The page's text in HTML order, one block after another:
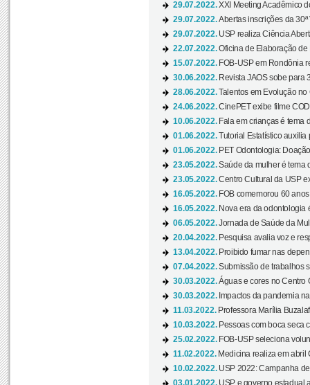
29.07.2022.XXI Meeting Acadêmico
29.07.2022.Abertas inscrições da 30ª
29.07.2022. USP realiza Ciência
22.07.2022.Oficina de Elaboração de
15.07.2022. FOB-USP em Rondônia
30.06.2022. Revista JAOS sobe para
28.06.2022.Talentos em Evolução no
24.06.2022.CinePET exibe filme
10.06.2022. Fala em crianças é tema
01.06.2022.Tutorial Estatístico auxilia
01.06.2022. PET Odontologia:
23.05.2022.Saúde da mulher é tema
23.05.2022.Centro Cultural da USP
16.05.2022. FOB comemorou 60
16.05.2022. Nova era da odontologia
06.05.2022.Jornada de Saúde da
20.04.2022. Pesquisa avalia voz e
13.04.2022. Proibido fumar nas
07.04.2022.Submissão de trabalhos
30.03.2022.Águas e cores no Centro
30.03.2022. Impactos da pandemia
11.03.2022. Professora Marília
10.03.2022. Pessoas com boca seca
25.02.2022. FOB-USP seleciona
11.02.2022. Medicina realiza em abril
10.02.2022. USP 2022: Campanha
03.01.2022. USP e governo estadual